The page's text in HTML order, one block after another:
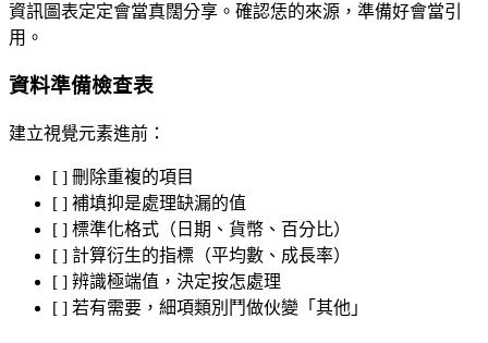
資訊圖表定定會當真闊分享。確認恁的來源，準備好會當引
用。
資料準備檢查表
建立視覺元素進前：
[ ] 刪除重複的項目
[ ] 補填抑是處理缺漏的值
[ ] 標準化格式（日期、貨幣、百分比）
[ ] 計算衍生的指標（平均數、成長率）
[ ] 辨識極端值，決定按怎處理
[ ] 若有需要，細項類別鬥做伙變「其他」